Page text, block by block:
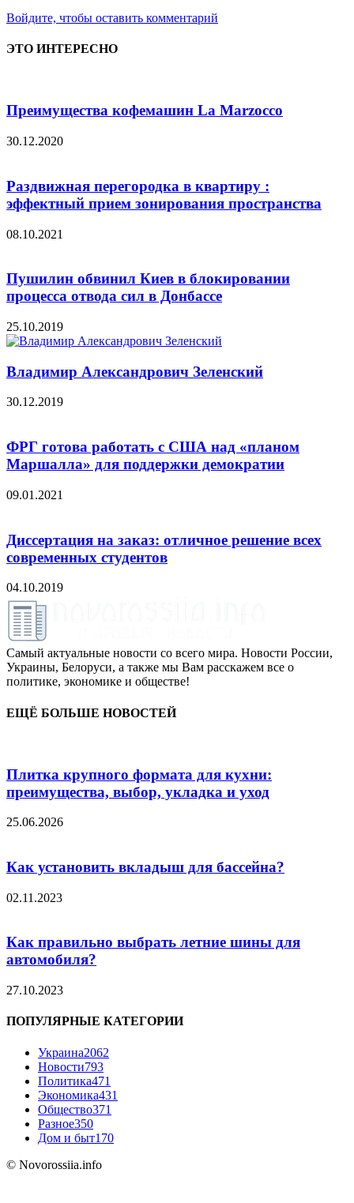
Войдите, чтобы оставить комментарий
ЭТО ИНТЕРЕСНО
Преимущества кофемашин La Marzocco
30.12.2020
Раздвижная перегородка в квартиру :
эффектный прием зонирования пространства
08.10.2021
Пушилин обвинил Киев в блокировании
процесса отвода сил в Донбассе
25.10.2019
Владимир Александрович Зеленский
30.12.2019
ФРГ готова работать с США над «планом
Маршалла» для поддержки демократии
09.01.2021
Диссертация на заказ: отличное решение всех
современных студентов
04.10.2019
Самый актуальные новости со всего мира. Новости России,
Украины, Белоруси, а также мы Вам расскажем все о
политике, экономике и обществе!
ЕЩЁ БОЛЬШЕ НОВОСТЕЙ
Плитка крупного формата для кухни:
преимущества, выбор, укладка и уход
25.06.2026
Как установить вкладыш для бассейна?
02.11.2023
Как правильно выбрать летние шины для
автомобиля?
27.10.2023
ПОПУЛЯРНЫЕ КАТЕГОРИИ
Украина2062
Новости793
Политика471
Экономика431
Общество371
Разное350
Дом и быт170
© Novorossiia.info